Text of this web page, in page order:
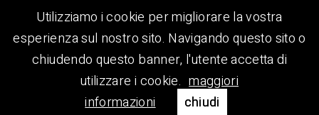
Utilizziamo i cookie per migliorare la vostra
esperienza sul nostro sito. Navigando questo sito o
chiudendo questo banner, l'utente accetta di
utilizzare i cookie. maggiori
informazioni
chiudi